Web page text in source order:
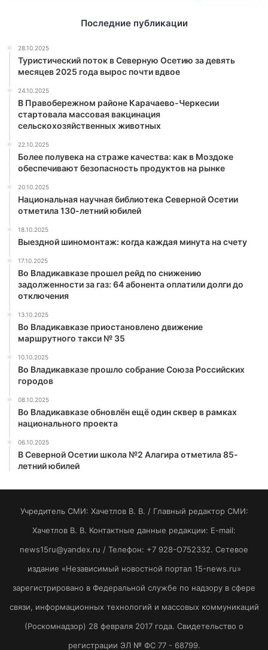
Последние публикации
28.10.2025
Туристический поток в Северную Осетию за девять
месяцев 2025 года вырос почти вдвое
24.10.2025
В Правобережном районе Карачаево-Черкесии
стартовала массовая вакцинация
сельскохозяйственных животных
22.10.2025
Более полувека на страже качества: как в Моздоке
обеспечивают безопасность продуктов на рынке
20.10.2025
Национальная научная библиотека Северной Осетии
отметила 130-летний юбилей
18.10.2025
Выездной шиномонтаж: когда каждая минута на счету
17.10.2025
Во Владикавказе прошел рейд по снижению
задолженности за газ: 64 абонента оплатили долги до
отключения
13.10.2025
Во Владикавказе приостановлено движение
маршрутного такси № 35
10.10.2025
Во Владикавказе прошло собрание Союза Российских
городов
08.10.2025
Во Владикавказе обновлён ещё один сквер в рамках
национального проекта
06.10.2025
В Северной Осетии школа №2 Алагира отметила 85-
летний юбилей
Учредитель СМИ: Хaчeтлoв B. B. / Главный редактор СМИ:
Хaчeтлoв B. B. Контактные данные редакции: E-mail:
news15ru@yandex.ru / Телефон: +7 928-O752332. Сетевое
издание «Независимый новостной портал 15-news.ru»
зарегистрировано в Федеральной службе по надзору в сфере
связи, информационных технологий и массовых коммуникаций
(Роскомнадзор) 28 февраля 2017 года. Свидетельство о
регистрации ЭЛ № ФС 77 - 68799.